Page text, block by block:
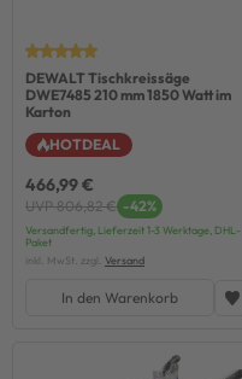
DEWALT Tischkreissäge
DWE7485 210 mm 1850 Watt im
Karton
HOTDEAL
466,99 €
UVP 806,82 € -42%
Versandfertig, Lieferzeit 1-3 Werktage, DHL-
Paket
inkl. MwSt. zzgl. Versand
In den Warenkorb